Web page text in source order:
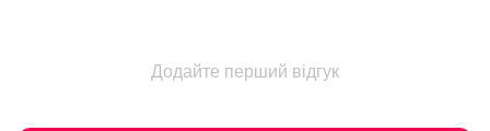
Додайте перший відгук